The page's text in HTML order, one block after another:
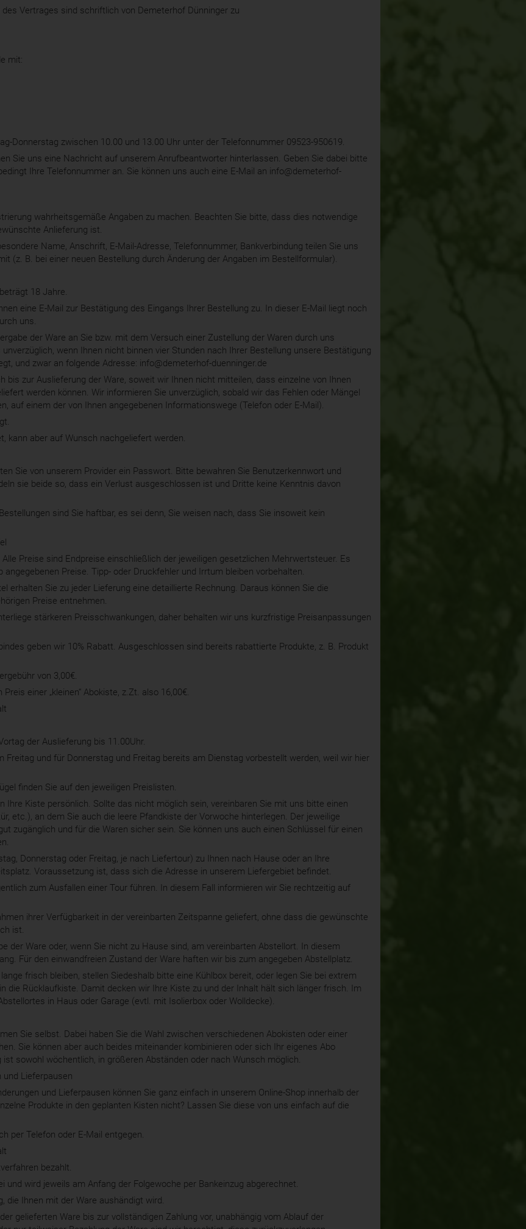
Vertrages sind schriftlich von Demeterhof Dünninger zu
mit:
Donnerstag zwischen 10.00 und 13.00 Uhr unter der Telefonnummer 09523-950619.
Sie uns eine Nachricht auf unserem Anrufbeantworter hinterlassen. Geben Sie dabei bitte
Ihre Telefonnummer an. Sie können uns auch eine E-Mail an info@demeterhof-
wahrheitsgemäße Angaben zu machen. Beachten Sie bitte, dass dies notwendige
Anlieferung ist.
Name, Anschrift, E-Mail-Adresse, Telefonnummer, Bankverbindung teilen Sie uns
(z. B. bei einer neuen Bestellung durch Änderung der Angaben im Bestellformular).
18 Jahre.
eine E-Mail zur Bestätigung des Eingangs Ihrer Bestellung zu. In dieser E-Mail liegt noch
uns.
der Ware an Sie bzw. mit dem Versuch einer Zustellung der Waren durch uns
wenn Ihnen nicht binnen vier Stunden nach Ihrer Bestellung unsere Bestätigung
und zwar an folgende Adresse: info@demeterhof-duenninger.de
bis zur Auslieferung der Ware, soweit wir Ihnen nicht mitteilen, dass einzelne von Ihnen
werden können. Wir informieren Sie unverzüglich, sobald wir das Fehlen oder Mängel
auf einem der von Ihnen angegebenen Informationswege (Telefon oder E-Mail).
kann aber auf Wunsch nachgeliefert werden.
Sie von unserem Provider ein Passwort. Bitte bewahren Sie Benutzerkennwort und
sie beide so, dass ein Verlust ausgeschlossen ist und Dritte keine Kenntnis davon
sind Sie haftbar, es sei denn, Sie weisen nach, dass Sie insoweit kein
Preise sind Endpreise einschließlich der jeweiligen gesetzlichen Mehrwertsteuer. Es
Preise. Tipp- oder Druckfehler und Irrtum bleiben vorbehalten.
erhalten Sie zu jeder Lieferung eine detaillierte Rechnung. Daraus können Sie die
Preise entnehmen.
stärkeren Preisschwankungen, daher behalten wir uns kurzfristige Preisanpassungen
geben wir 10% Rabatt. Ausgeschlossen sind bereits rabattierte Produkte, z. B. Produkt
von 3,00€.
einer „kleinen“ Abokiste, z.Zt. also 16,00€.
der Auslieferung bis 11.00Uhr.
und für Donnerstag und Freitag bereits am Dienstag vorbestellt werden, weil wir hier
finden Sie auf den jeweiligen Preislisten.
Ihre Kiste persönlich. Sollte das nicht möglich sein, vereinbaren Sie mit uns bitte einen
etc.), an dem Sie auch die leere Pfandkiste der Vorwoche hinterlegen. Der jeweilige
zugänglich und für die Waren sicher sein. Sie können uns auch einen Schlüssel für einen
Donnerstag oder Freitag, je nach Liefertour) zu Ihnen nach Hause oder an Ihre
Voraussetzung ist, dass sich die Adresse in unserem Liefergebiet befindet.
zum Ausfallen einer Tour führen. In diesem Fall informieren wir Sie rechtzeitig auf
ihrer Verfügbarkeit in der vereinbarten Zeitspanne geliefert, ohne dass die gewünschte
ist.
der Ware oder, wenn Sie nicht zu Hause sind, am vereinbarten Abstellort. In diesem
Für den einwandfreien Zustand der Ware haften wir bis zum angegeben Abstellplatz.
frisch bleiben, stellen Siedeshalb bitte eine Kühlbox bereit, oder legen Sie bei extrem
die Rücklaufkiste. Damit decken wir Ihre Kiste zu und der Inhalt hält sich länger frisch. Im
in Haus oder Garage (evtl. mit Isolierbox oder Wolldecke).
Sie selbst. Dabei haben Sie die Wahl zwischen verschiedenen Abokisten oder einer
Sie können aber auch beides miteinander kombinieren oder sich Ihr eigenes Abo
sowohl wöchentlich, in größeren Abständen oder nach Wunsch möglich.
und Lieferpausen
und Lieferpausen können Sie ganz einfach in unserem Online-Shop innerhalb der
Produkte in den geplanten Kisten nicht? Lassen Sie diese von uns einfach auf die
per Telefon oder E-Mail entgegen.
bezahlt.
und wird jeweils am Anfang der Folgewoche per Bankeinzug abgerechnet.
die Ihnen mit der Ware aushändigt wird.
gelieferten Ware bis zur vollständigen Zahlung vor, unabhängig vom Ablauf der